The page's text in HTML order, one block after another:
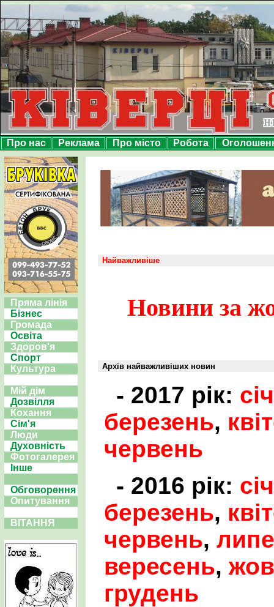
Про нас Реклама Про місто Робота
Пряма лінія
Бізнес
Громада
Освіта
Здоров'я
Спорт
Культура
Мій дім
Дозвілля
Кохання
Сім'я
Люди
Духовність
Фотогалерея
Інше
Обговорення
Опитування
ВІТАННЯ
Найважливіше
Новини за
Архів найважливіших новин
- 2017 рік:
березень,
червень
- 2016 рік:
березень,
червень,
вересень,
грудень